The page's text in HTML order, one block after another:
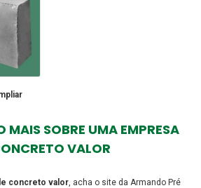
MAIS SOBRE UMA EMPRESA
VALOR
concreto valor , acha o site da Armando Pré